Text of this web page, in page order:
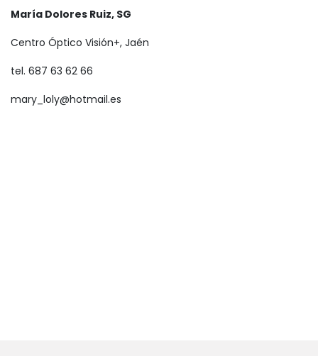
María Dolores Ruiz, SG
Centro Óptico Visión+, Jaén
tel. 687 63 62 66
mary_loly@hotmail.es